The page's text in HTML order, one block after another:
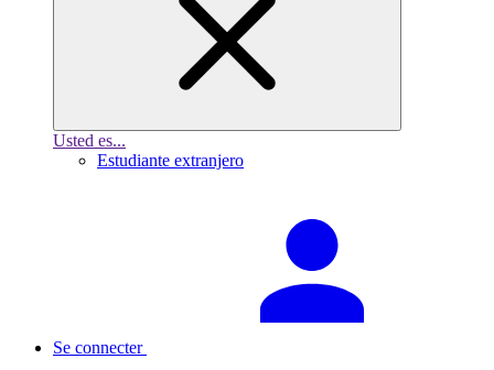
Usted es...
Estudiante extranjero
Se connecter